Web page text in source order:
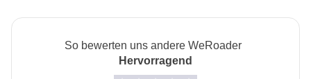
Verantwortung.
Transport
So bewerten uns andere WeRoader
Hervorragend